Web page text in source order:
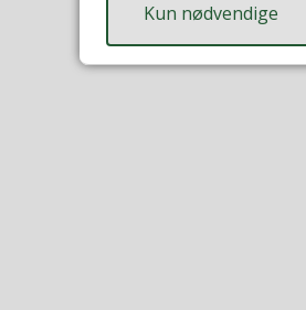
Kun nødvendige